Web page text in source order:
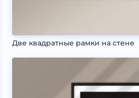
Две квадратные рамки на стене